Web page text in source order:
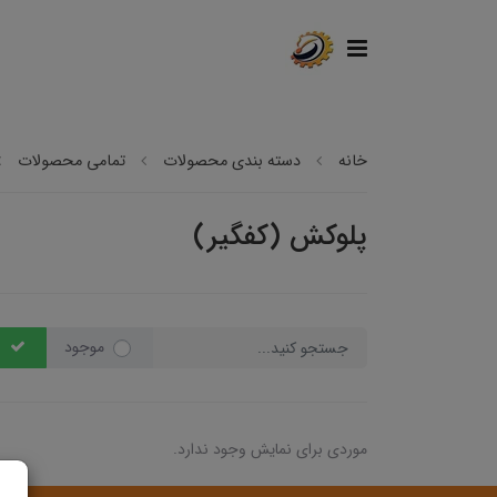
خانه دسته بندی محصولات تمامی محصولات
پلوکش (کفگیر)
موجود
موردی برای نمایش وجود ندارد.